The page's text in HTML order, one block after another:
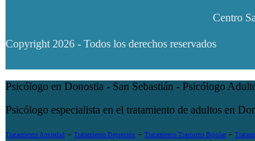
Centro
Copyright 2026 - Todos los derechos reservados
Psicólogo en Donostia - San Sebastián - Psicólogo
Psicólogo especialista en el tratamiento de adultos en
Tratamiento Ansiedad - Tratamiento Depresión - Tratamiento Trastorno Bipolar -